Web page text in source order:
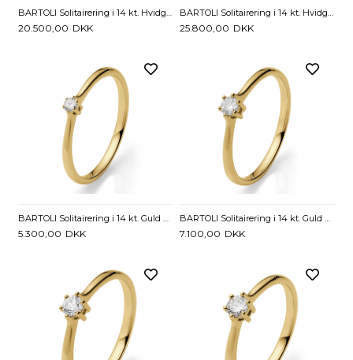
BARTOLI Solitairering i 14 kt. Hvidguld med Diamant - 0,20 ct
20.500,00 DKK
BARTOLI Solitairering i 14 kt. Hvidguld med Diamant - 0,25 ct
25.800,00 DKK
5.300,00 DKK 7.100,00 DKK